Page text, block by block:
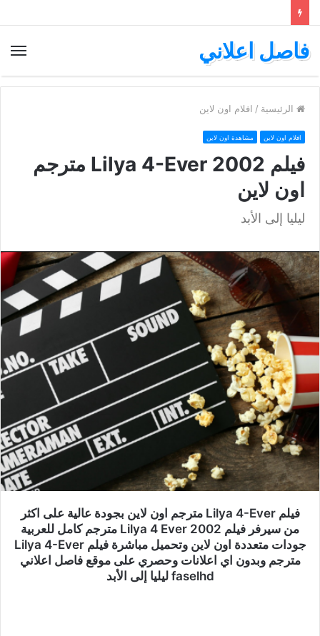
فاصل اعلاني
الرئيسية / افلام اون لاين
افلام اون لاين مشاهدة اون لاين
فيلم Lilya 4-Ever 2002 مترجم
اون لاين
ليليا إلى الأبد
فيلم Lilya 4-Ever مترجم اون لاين بجودة عالية على اكثر
من سيرفر فيلم Lilya 4 Ever 2002 مترجم كامل للعربية
جودات متعددة اون لاين وتحميل مباشرة فيلم Lilya 4-Ever
مترجم وبدون اي اعلانات وحصري على موقع فاصل اعلاني
faselhd ليليا إلى الأبد